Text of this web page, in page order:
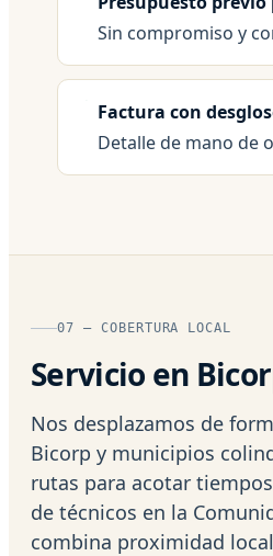
Sin compromiso y
Factura con
Detalle de mano de
07 — COBERTURA LOCAL
Servicio en
Nos desplazamos de
Bicorp y municipios
rutas para acotar
de técnicos en la
combina proximidad